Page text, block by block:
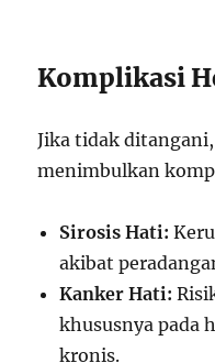
Komplikasi
Jika tidak
menimbulkan
Sirosis Hati:
akibat
Kanker Hati:
khususnya pada
kronis.